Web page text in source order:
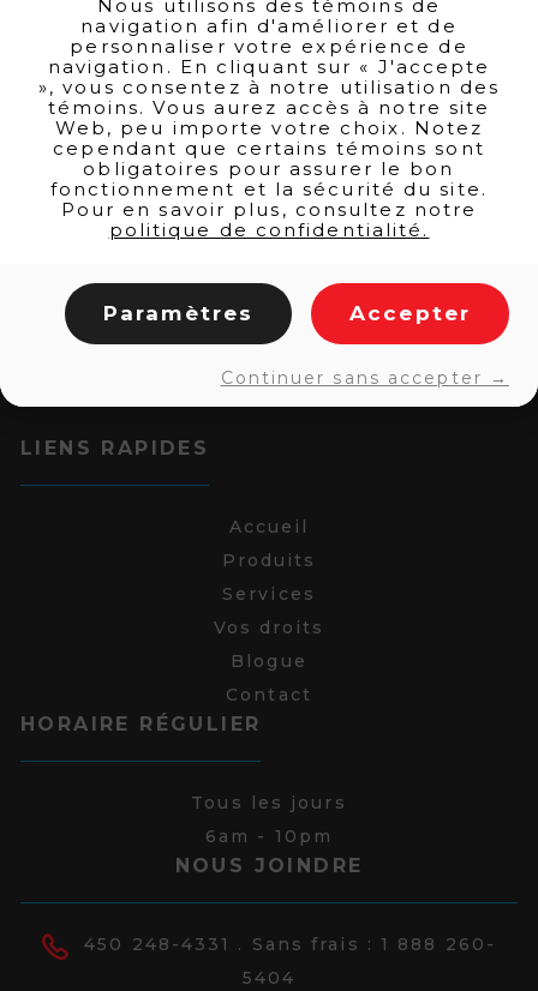
LIENS RAPIDES
Accueil
Produits
Services
Vos droits
Blogue
Contact
HORAIRE RÉGULIER
Tous les jours
6am - 10pm
NOUS JOINDRE
450 248-4331 . Sans frais : 1 888 260-
5404
Nous utilisons des témoins de
navigation afin d'améliorer et de
personnaliser votre expérience de
navigation. En cliquant sur « J'accepte
», vous consentez à notre utilisation des
témoins. Vous aurez accès à notre site
Web, peu importe votre choix. Notez
cependant que certains témoins sont
obligatoires pour assurer le bon
fonctionnement et la sécurité du site.
Pour en savoir plus, consultez notre
politique de confidentialité.
Paramètres Accepter
Continuer sans accepter →